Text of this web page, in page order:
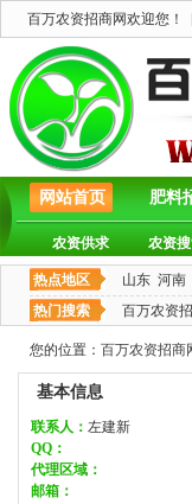
百万农资招商网欢迎您！
网站首页 肥料
农资供求 农资
热点地区 山东 河南
热门搜索
百万农资
您的位置： 百万农资招商
基本信息
联系人： 左建新
QQ：
代理区域：
邮箱：